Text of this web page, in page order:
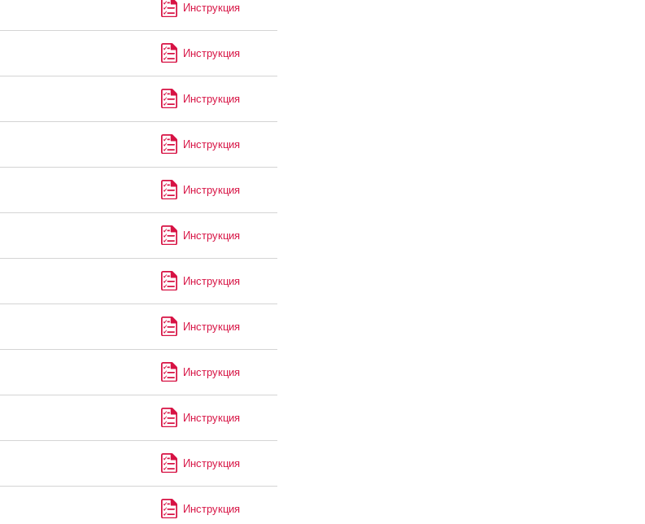
Инструкция
Инструкция
Инструкция
Инструкция
Инструкция
Инструкция
Инструкция
Инструкция
Инструкция
Инструкция
Инструкция
Инструкция